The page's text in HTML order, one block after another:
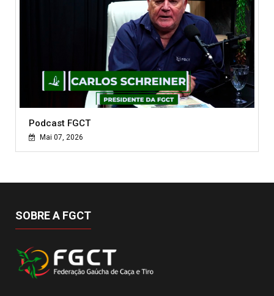
Podcast FGCT
Mai 07, 2026
SOBRE A FGCT